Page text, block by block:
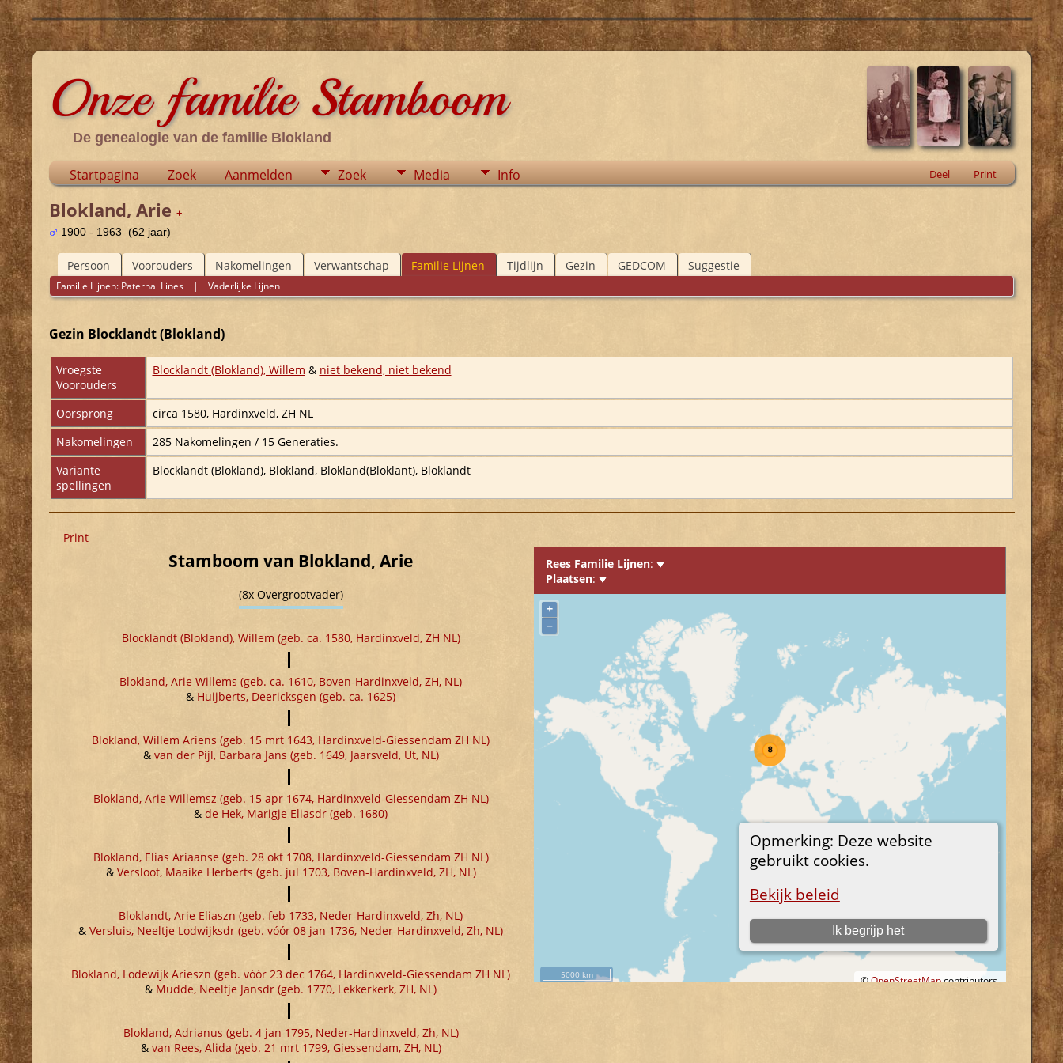
Onze familie Stamboom
De genealogie van de familie Blokland
Startpagina Zoek Aanmelden Zoek Media Info Deel Print
Blokland, Arie +
1900 - 1963 (62 jaar)
Persoon Voorouders Nakomelingen Verwantschap Familie Lijnen Tijdlijn Gezin GEDCOM Suggestie
Familie Lijnen: Paternal Lines | Vaderlijke Lijnen
Gezin Blocklandt (Blokland)
Vroegste
Voorouders
Blocklandt (Blokland), Willem & niet bekend, niet bekend
Oorsprong
circa 1580, Hardinxveld, ZH NL
Nakomelingen
285 Nakomelingen / 15 Generaties.
Variante
spellingen
Blocklandt (Blokland), Blokland, Blokland(Bloklant), Bloklandt
Print
Stamboom van Blokland, Arie
(8x Overgrootvader)
Blocklandt (Blokland), Willem (geb. ca. 1580, Hardinxveld, ZH NL)
Blokland, Arie Willems (geb. ca. 1610, Boven-Hardinxveld, ZH, NL)
& Huijberts, Deericksgen (geb. ca. 1625)
Blokland, Willem Ariens (geb. 15 mrt 1643, Hardinxveld-Giessendam ZH NL)
& van der Pijl, Barbara Jans (geb. 1649, Jaarsveld, Ut, NL)
Blokland, Arie Willemsz (geb. 15 apr 1674, Hardinxveld-Giessendam ZH NL)
& de Hek, Marigje Eliasdr (geb. 1680)
Blokland, Elias Ariaanse (geb. 28 okt 1708, Hardinxveld-Giessendam ZH NL)
& Versloot, Maaike Herberts (geb. jul 1703, Boven-Hardinxveld, ZH, NL)
Bloklandt, Arie Eliaszn (geb. feb 1733, Neder-Hardinxveld, Zh, NL)
& Versluis, Neeltje Lodwijksdr (geb. vóór 08 jan 1736, Neder-Hardinxveld, Zh, NL)
Blokland, Lodewijk Arieszn (geb. vóór 23 dec 1764, Hardinxveld-Giessendam ZH NL)
& Mudde, Neeltje Jansdr (geb. 1770, Lekkerkerk, ZH, NL)
Blokland, Adrianus (geb. 4 jan 1795, Neder-Hardinxveld, Zh, NL)
& van Rees, Alida (geb. 21 mrt 1799, Giessendam, ZH, NL)